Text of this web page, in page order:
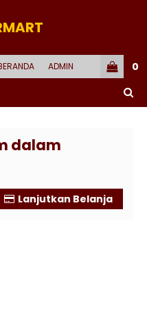
ADMIN 0
dalam
Lanjutkan Belanja